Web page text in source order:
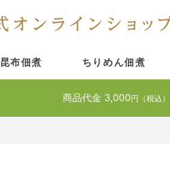
昆布佃煮 ちりめん佃煮
商品代金 3,000 円（税込）